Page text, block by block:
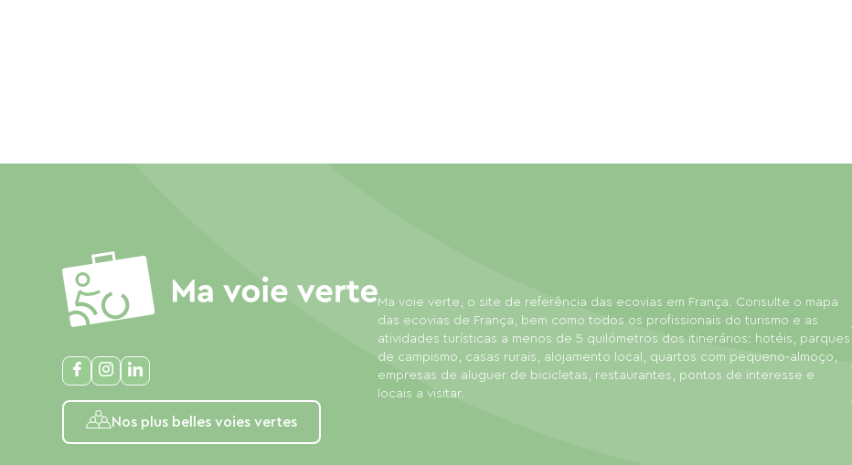
Nos plus belles voies vertes
Ma voie verte, o site de referência das ecovias em França. Consulte o mapa
das ecovias de França, bem como todos os profissionais do turismo e as
atividades turísticas a menos de 5 quilómetros dos itinerários: hotéis, parques
de campismo, casas rurais, alojamento local, quartos com pequeno-almoço,
empresas de aluguer de bicicletas, restaurantes, pontos de interesse e
locais a visitar.